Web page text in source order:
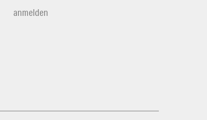
anmelden